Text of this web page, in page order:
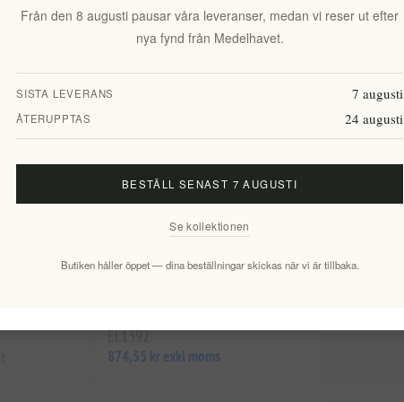
Pamako Experimentell Utgåva –
Presentset med 3 flaskor av
EL1392
874,55 kr exkl moms
Från den 8 augusti pausar våra leveranser, medan vi reser ut efter
nya fynd från Medelhavet.
SISTA LEVERANS 7 augusti
ÅTERUPPTAS 24 augusti
BESTÄLL SENAST 7 AUGUSTI
Se kollektionen
Butiken håller öppet — dina beställningar skickas när vi är tillbaka.